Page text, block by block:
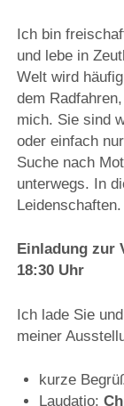
Ich bin
und lebe in
Welt wird
dem
mich. Sie sind
oder einfach
Suche nach
unterwegs. In
Leidenschaften.
Einladung zur
18:30 Uhr
Ich lade Sie
meiner
kurze
Laudatio: